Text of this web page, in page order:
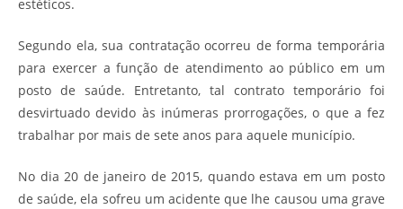
estéticos.
Segundo ela, sua contratação ocorreu de forma temporária
para exercer a função de atendimento ao público em um
posto de saúde. Entretanto, tal contrato temporário foi
desvirtuado devido às inúmeras prorrogações, o que a fez
trabalhar por mais de sete anos para aquele município.
No dia 20 de janeiro de 2015, quando estava em um posto
de saúde, ela sofreu um acidente que lhe causou uma grave